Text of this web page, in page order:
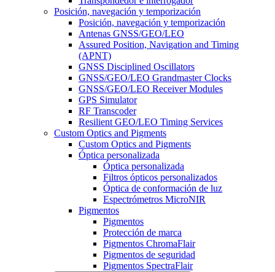
Posición, navegación y temporización
Posición, navegación y temporización
Antenas GNSS/GEO/LEO
Assured Position, Navigation and Timing
(APNT)
GNSS Disciplined Oscillators
GNSS/GEO/LEO Grandmaster Clocks
GNSS/GEO/LEO Receiver Modules
GPS Simulator
RF Transcoder
Resilient GEO/LEO Timing Services
Custom Optics and Pigments
Custom Optics and Pigments
Óptica personalizada
Óptica personalizada
Filtros ópticos personalizados
Óptica de conformación de luz
Espectrómetros MicroNIR
Pigmentos
Pigmentos
Protección de marca
Pigmentos ChromaFlair
Pigmentos de seguridad
Pigmentos SpectraFlair